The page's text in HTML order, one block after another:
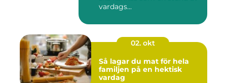
vardags...
02. okt
Så lagar du mat för hela
familjen på en hektisk
vardag